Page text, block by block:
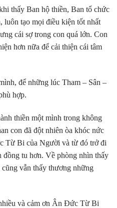
thấy Ban hộ thiền, Ban tổ chức
luôn tạo mọi điều kiện tốt nhất
cái sợ trong con quá lớn. Con
hơn nữa để cải thiện cái tâm
để những lúc Tham – Sân –
hợp.
thiền một mình trong không
con đã đột nhiên òa khóc nức
Từ Bi của Người và từ đó trở đi
đồng tu hơn. Về phòng nhìn thấy
vẫn thấy thương những
và cảm ơn Ân Đức Từ Bi